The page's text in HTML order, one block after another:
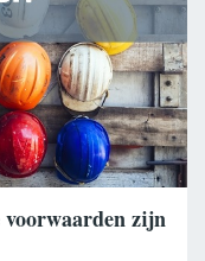
voorwaarden zijn